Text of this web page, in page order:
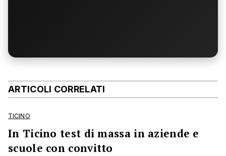
ARTICOLI CORRELATI
TICINO
In Ticino test di massa in aziende e
scuole con convitto